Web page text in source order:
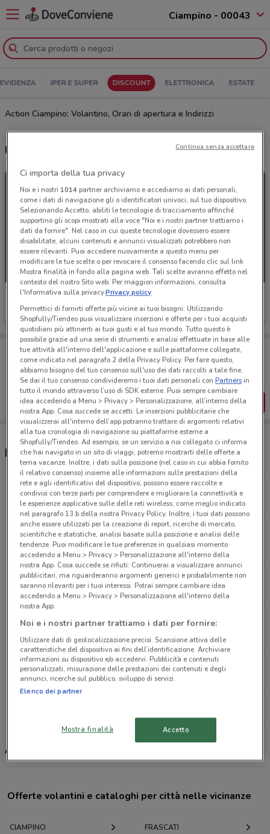
Ciampino - 00043
IPER E SUPER DISCOUNT ELETTRONICA ESTATE
Action Ciampino: Volantino, Orari di apertura e Indirizzi
Ultime offerte del volantino Action
Action
Scade martedì 4.9 km
Porta DoveConviene sempre con te!
Puoi trovare le migliori offerte dei negozi vicino a te,
salvarle e creare la tua lista del risparmio, comodamente
dal tuo cellulare.
SCARICA L’APP
Negozi Action a Ciampino
Via Luigi Schiavonetti 426 Roma
4.9 km
APERTO
Via Casilina 1011 Roma
7.7 km
APERTO
Via Aristide Merloni 141 Roma
9.1 km
APERTO
Via Cancelliera 34 Ariccia
10.1 km
APERTO
Via R. Malatesta 221 Roma
10.6 km
APERTO
Action, offerte e negozi
Offerte volantini e cataloghi per città nelle vicinanze
CIAMPINO FRASCATI
Ci importa della tua privacy
Noi e i nostri 1014partner archiviamo e accediamo ai dati personali,
come i dati di navigazione gli o identificatori univoci, sul tuo dispositivo.
Selezionando Accetto, abiliti le tecnologie di tracciamento affinché
supportino gli scopi mostrati alla voce "Noi e i nostri partner trattiamo i
dati da fornire". Nel caso in cui queste tecnologie dovessero essere
disabilitate, alcuni contenuti e annunci visualizzati potrebbero non
essere rilevanti. Puoi accedere nuovamente a questo menu per
modificare le tue scelte o per revocare il consenso facendo clic sul link
Mostra finalità in fondo alla pagina web. Tali scelte avranno effetto nel
contesto del nostro Sito web. Per maggiori informazioni, consulta
l'Informativa sulla privacy.Privacy policy
Permettici di fornirti offerte più vicine ai tuoi bisogni: Utilizzando
Shopfully/Tiendeo puoi visualizzare inserzioni e offerte per i tuoi acquisti
quotidiani più attinenti ai tuoi gusti e al tuo mondo. Tutto questo è
possibile grazie ad una serie di strumenti e analisi effettuate in base alle
tue attività all'interno dell'applicazione e sulle piattaforme collegate,
come indicato nel paragrafo 2 della Privacy Policy. Per fare questo,
abbiamo bisogno del tuo consenso sull'uso dei dati raccolti a tale fine.
Se dai il tuo consenso condivideremo i tuoi dati personali conPartnersin
tutto il mondo attraverso l’uso di SDK esterne. Puoi sempre cambiare
idea accedendo a Menu > Privacy > Personalizzazione, all’interno della
nostra App. Cosa succede se accetti: Le inserzioni pubblicitarie che
visualizzerai all'interno dell’app potranno trattare di argomenti relativi
alla tua cronologia di navigazione su piattaforme esterne a
Shopfully/Tiendeo. Ad esempio, se un servizio a noi collegato ci informa
che hai navigato in un sito di viaggi, potremo mostrarti delle offerte a
tema vacanze. Inoltre, i dati sulla posizione (nel caso in cui abbia fornito
il relativo consenso) insieme alle informazioni sulle prestazioni della
rete e agli identificativi del dispositivo, possono essere raccolte e
condivisi con terze parti per comprendere e migliorare la connettività e
le esperienze applicative sulle delle reti wireless, come meglio indicato
nel paragrafo 13.b della nostra Privacy Policy. Inoltre, i tuoi dati possono
anche essere utilizzati per la creazione di report, ricerche di mercato,
scientifiche e statistiche, analisi basate sulla posizione e analisi delle
tendenze. Puoi modificare le tue preferenze in qualsiasi momento
accedendo a Menu > Privacy > Personalizzazione all'interno della
nostra App. Cosa succede se rifiuti: Continuerai a visualizzare annunci
pubblicitari, ma riguarderanno argomenti generici e probabilmente non
saranno rilevanti per i tuoi interessi. Potrai sempre cambiare idea
accedendo a Menu > Privacy > Personalizzazione all'interno della
nostra App.
Noi e i nostri partner trattiamo i dati per fornire:
Utilizzare dati di geolocalizzazione precisi. Scansione attiva delle
caratteristiche del dispositivo ai fini dell’identificazione. Archiviare
informazioni su dispositivo e/o accedervi. Pubblicità e contenuti
personalizzati, misurazione delle prestazioni dei contenuti e degli
annunci, ricerche sul pubblico, sviluppo di servizi.
Elenco dei partner
Mostra finalità Accetto
Continua senza accettare